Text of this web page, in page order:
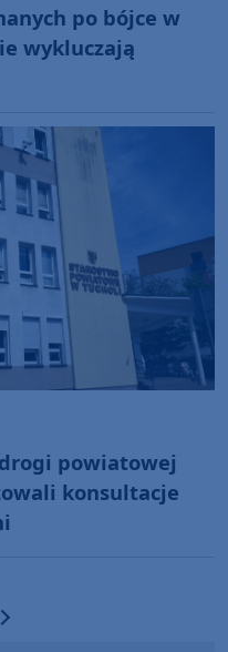
po bójce w
wykluczają
powiatowej
konsultacje
strona
Następna strona